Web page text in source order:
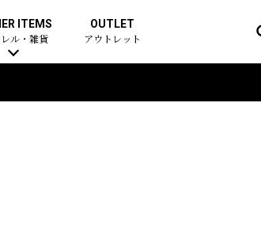
ITEMS
ル・雑貨
OUTLET
アウトレット